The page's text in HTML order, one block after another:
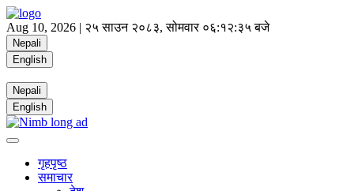
Aug 10, 2026 | २५ साउन २०८३, सोमवार ०६:१२:३५ बजे
Nepali
English
Nepali
English
गृहपृष्ठ
समाचार